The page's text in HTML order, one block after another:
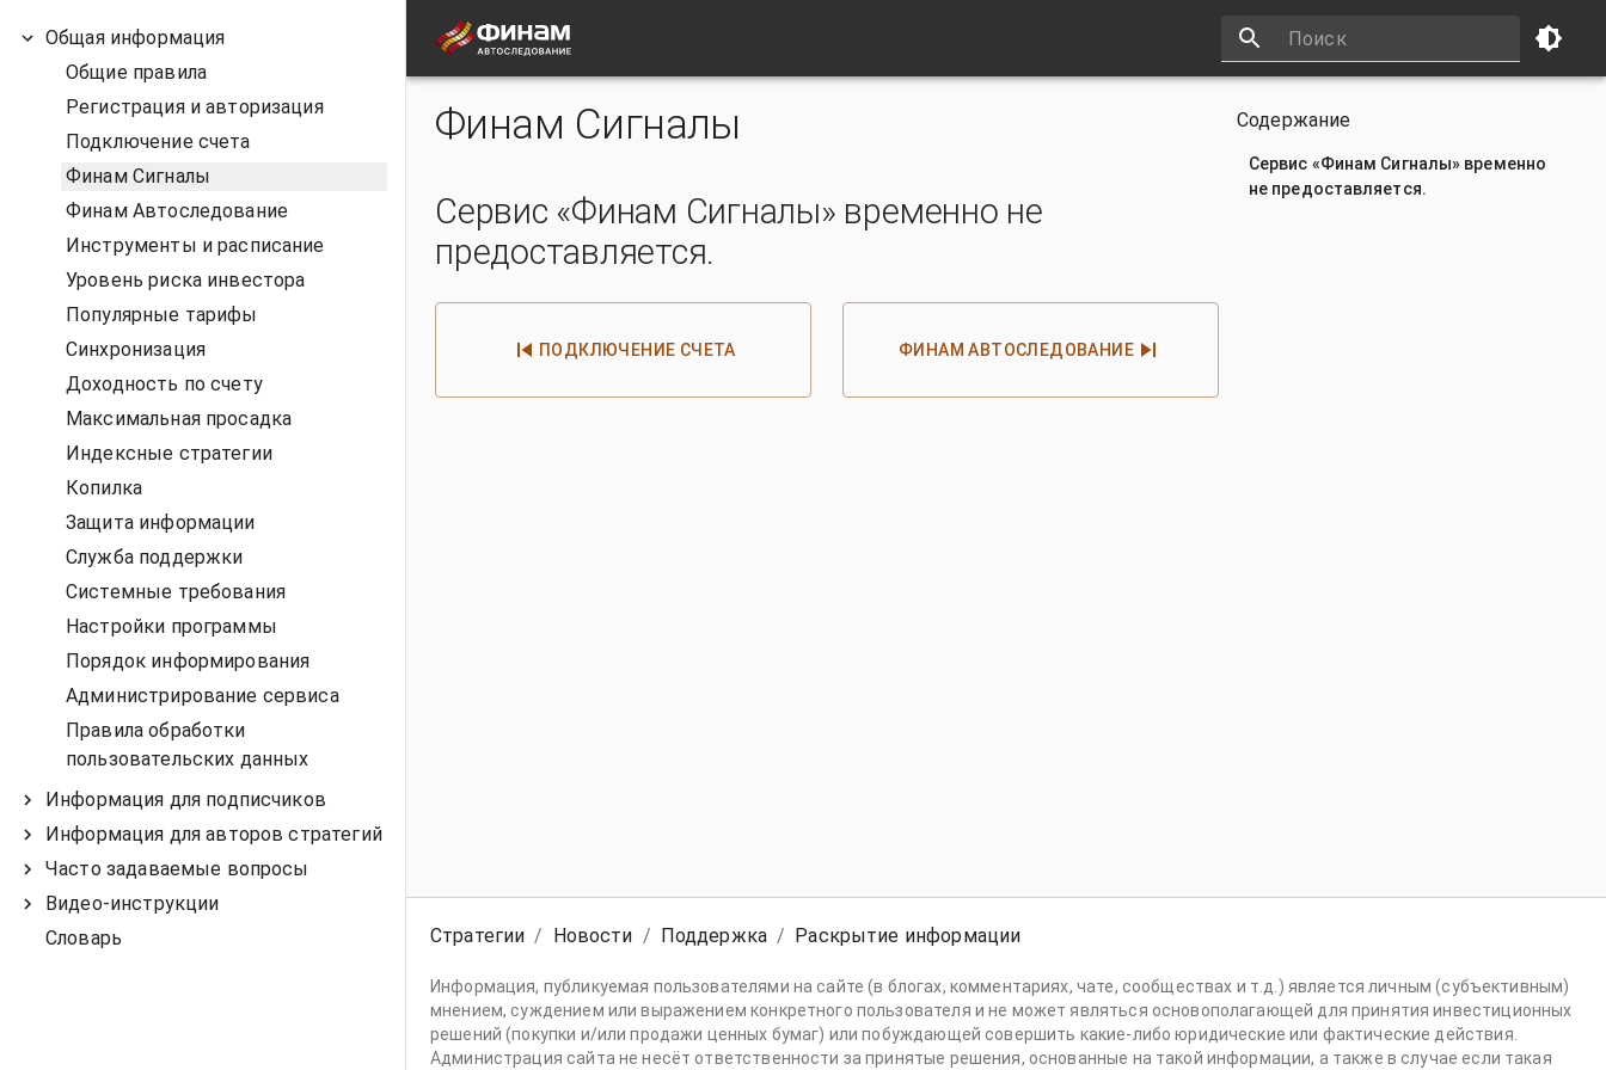
Общая информация
Общие правила
Регистрация и авторизация
Подключение счета
Финам Сигналы
Финам Автоследование
Инструменты и расписание
Уровень риска инвестора
Популярные тарифы
Синхронизация
Доходность по счету
Максимальная просадка
Индексные стратегии
Копилка
Защита информации
Служба поддержки
Системные требования
Настройки программы
Порядок информирования
Администрирование сервиса
Правила обработки
пользовательских данных
Информация для подписчиков
Информация для авторов стратегий
Часто задаваемые вопросы
Видео-инструкции
Словарь
Финам Сигналы
Сервис «Финам Сигналы» временно не
предоставляется.
ПОДКЛЮЧЕНИЕ СЧЕТА ФИНАМ АВТОСЛЕДОВАНИЕ
Содержание
Сервис «Финам Сигналы» временно
не предоставляется.
Стратегии / Новости / Поддержка / Раскрытие информации
Информация, публикуемая пользователями на сайте (в блогах, комментариях, чате, сообществах и т.д.) является личным (субъективным)
мнением, суждением или выражением конкретного пользователя и не может являться основополагающей для принятия инвестиционных
решений (покупки и/или продажи ценных бумаг) или побуждающей совершить какие-либо юридические или фактические действия.
Администрация сайта не несёт ответственности за принятые решения, основанные на такой информации, а также в случае если такая